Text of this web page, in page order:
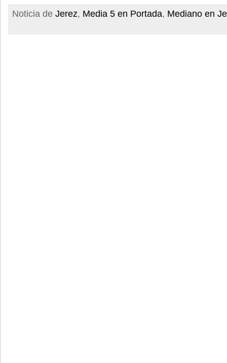
Noticia de Jerez, Media 5 en Portada, Mediano en